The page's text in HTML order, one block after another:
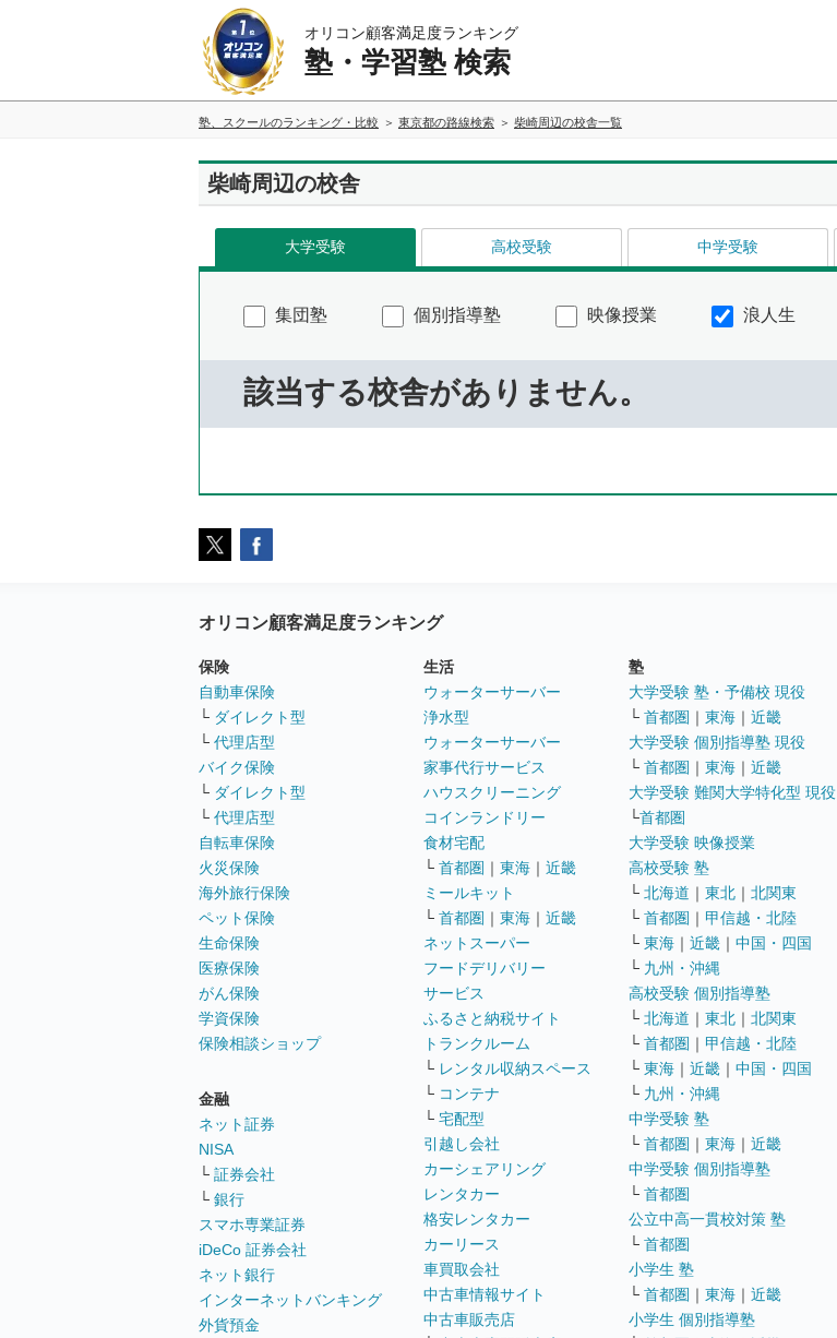
オリコン顧客満足度ランキング
塾・学習塾 検索
塾、スクールのランキング・比較 東京都の路線検索 柴崎周辺の校舎一覧
柴崎周辺の校舎
大学受験 高校受験 中学受験
集団塾 個別指導塾 映像授業 浪人生
該当する校舎がありません。
オリコン顧客満足度ランキング
保険
自動車保険
└ ダイレクト型
└ 代理店型
バイク保険
└ ダイレクト型
└ 代理店型
自転車保険
火災保険
海外旅行保険
ペット保険
生命保険
医療保険
がん保険
学資保険
保険相談ショップ
金融
ネット証券
NISA
└ 証券会社
└ 銀行
スマホ専業証券
iDeCo 証券会社
ネット銀行
インターネットバンキング
外貨預金
生活
ウォーターサーバー
浄水型
ウォーターサーバー
家事代行サービス
ハウスクリーニング
コインランドリー
食材宅配
└ 首都圏 ｜ 東海 ｜ 近畿
ミールキット
└ 首都圏 ｜ 東海 ｜ 近畿
ネットスーパー
フードデリバリー
サービス
ふるさと納税サイト
トランクルーム
└ レンタル収納スペース
└ コンテナ
└ 宅配型
引越し会社
カーシェアリング
レンタカー
格安レンタカー
カーリース
車買取会社
中古車情報サイト
中古車販売店
塾
大学受験 塾・予備校 現役
└ 首都圏 ｜ 東海 ｜ 近畿
大学受験 個別指導塾 現役
└ 首都圏 ｜ 東海 ｜ 近畿
大学受験 難関大学特化型 現役
└首都圏
大学受験 映像授業
高校受験 塾
└ 北海道 ｜ 東北 ｜ 北関東
└ 首都圏 ｜ 甲信越・北陸
└ 東海 ｜ 近畿 ｜ 中国・四国
└ 九州・沖縄
高校受験 個別指導塾
└ 北海道 ｜ 東北 ｜ 北関東
└ 首都圏 ｜ 甲信越・北陸
└ 東海 ｜ 近畿 ｜ 中国・四国
└ 九州・沖縄
中学受験 塾
└ 首都圏 ｜ 東海 ｜ 近畿
中学受験 個別指導塾
└ 首都圏
公立中高一貫校対策 塾
└ 首都圏
小学生 塾
└ 首都圏 ｜ 東海 ｜ 近畿
小学生 個別指導塾